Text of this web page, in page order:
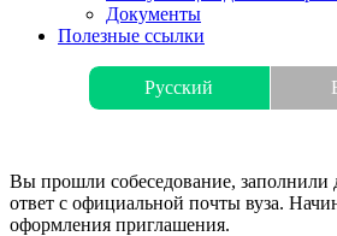
Документы
Полезные ссылки
Русский
Вы прошли собеседование, заполнили
ответ с официальной почты вуза.
оформления приглашения.